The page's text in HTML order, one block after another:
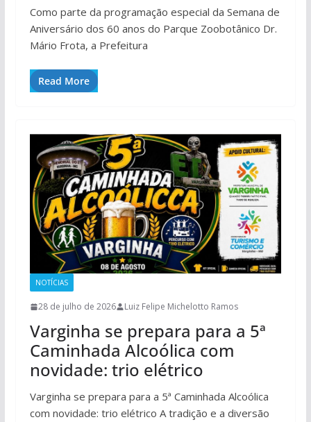
Como parte da programação especial da Semana de
Aniversário dos 60 anos do Parque Zoobotânico Dr.
Mário Frota, a Prefeitura
Read More
NOTÍCIAS
28 de julho de 2026 Luiz Felipe Michelotto Ramos
Varginha se prepara para a 5ª
Caminhada Alcoólica com
novidade: trio elétrico
Varginha se prepara para a 5ª Caminhada Alcoólica
com novidade: trio elétrico A tradição e a diversão